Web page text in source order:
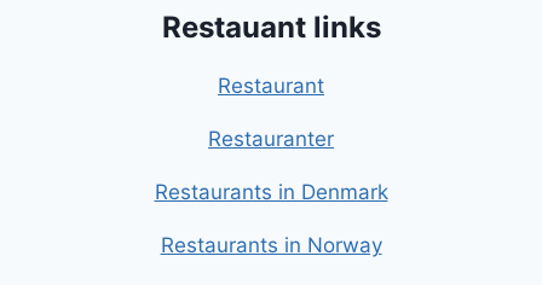
Restauant links
Restaurant
Restauranter
Restaurants in Denmark
Restaurants in Norway